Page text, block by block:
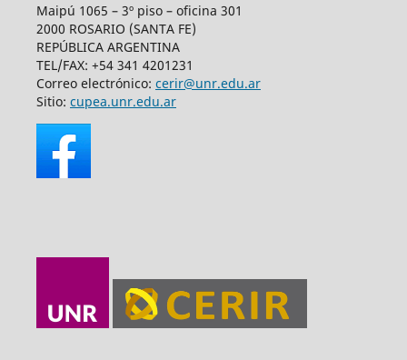
Maipú 1065 – 3º piso – oficina 301
2000 ROSARIO (SANTA FE)
REPÚBLICA ARGENTINA
TEL/FAX: +54 341 4201231
Correo electrónico: cerir@unr.edu.ar
Sitio: cupea.unr.edu.ar